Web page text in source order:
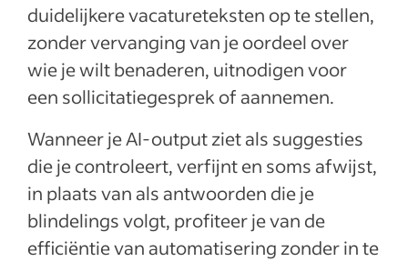
duidelijkere vacatureteksten op te stellen,
zonder vervanging van je oordeel over
wie je wilt benaderen, uitnodigen voor
een sollicitatiegesprek of aannemen.
Wanneer je AI-output ziet als suggesties
die je controleert, verfijnt en soms afwijst,
in plaats van als antwoorden die je
blindelings volgt, profiteer je van de
efficiëntie van automatisering zonder in te